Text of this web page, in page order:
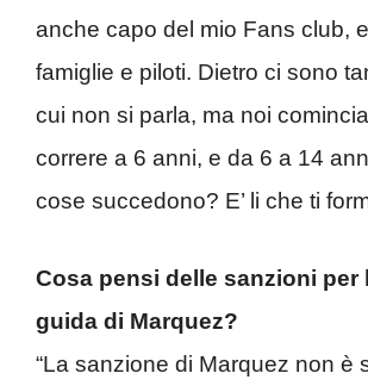
anche capo del mio Fans club,
famiglie e piloti. Dietro ci sono
cui non si parla, ma noi
correre a 6 anni, e da 6 a 14
cose succedono? E’ li che ti
Cosa pensi delle sanzioni per
guida di Marquez?
“La sanzione di Marquez non è